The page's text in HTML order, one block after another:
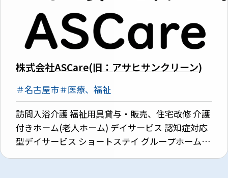
株式会社ASCare(旧：アサヒサンクリーン)
＃名古屋市＃医療、福祉
訪問入浴介護 福祉用具貸与・販売、住宅改修 介護
付きホーム(老人ホーム) デイサービス 認知症対応
型デイサービス ショートステイ グループホーム 居
宅介護支援 訪問介護 地域包括支援 障がい者総合支